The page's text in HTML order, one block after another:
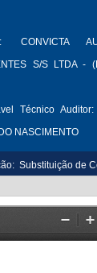
CONVICTA
S/S LTDA -
Técnico Auditor:
NASCIMENTO
Substituição de